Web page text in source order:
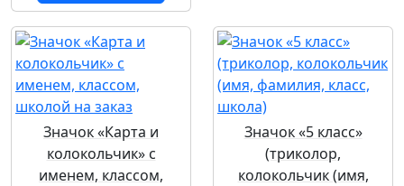
Значок «Карта и
колокольчик» с
именем, классом,
Значок «5 класс»
(триколор,
колокольчик (имя,